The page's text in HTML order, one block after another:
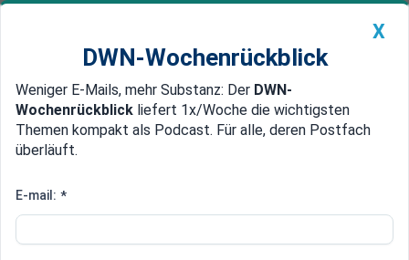
Newsticker MEIN DWN: Geldanlage Premium
Edelmetalle DWN-Magazin China
Geld als Köder
EU und USA planen Übergangs-
Regierung für die Ukraine
X
DWN-Wochenrückblick
Weniger E-Mails, mehr Substanz: Der DWN-
Wochenrückblick liefert 1x/Woche die wichtigsten
Themen kompakt als Podcast. Für alle, deren Postfach
überläuft.
E-mail: *